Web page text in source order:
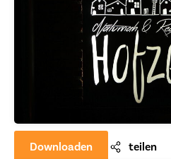
Downloaden teilen